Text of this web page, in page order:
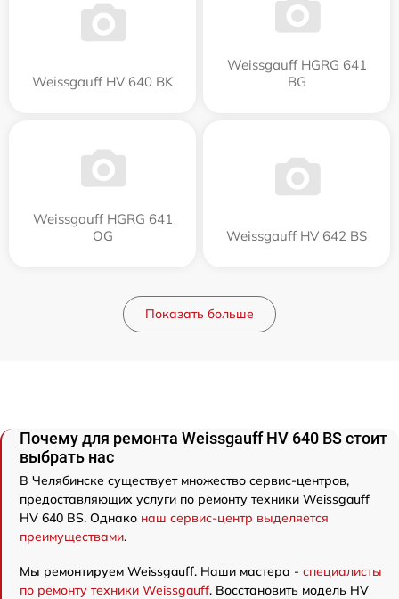
Weissgauff HV 640 BK
Weissgauff HGRG 641
BG
Weissgauff HGRG 641
OG
Weissgauff HV 642 BS
Показать больше
Почему для ремонта Weissgauff HV 640 BS стоит
выбрать нас
В Челябинске существует множество сервис-центров,
предоставляющих услуги по ремонту техники Weissgauff
HV 640 BS. Однако наш сервис-центр выделяется
преимуществами.
Мы ремонтируем Weissgauff. Наши мастера - специалисты
по ремонту техники Weissgauff. Восстановить модель HV